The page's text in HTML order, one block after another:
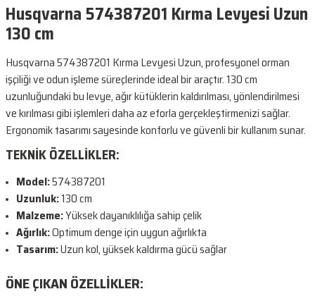
Husqvarna 574387201 Kırma Levyesi Uzun
130 cm
Husqvarna 574387201 Kırma Levyesi Uzun, profesyonel orman
işçiliği ve odun işleme süreçlerinde ideal bir araçtır. 130 cm
uzunluğundaki bu levye, ağır kütüklerin kaldırılması, yönlendirilmesi
ve kırılması gibi işlemleri daha az eforla gerçekleştirmenizi sağlar.
Ergonomik tasarımı sayesinde konforlu ve güvenli bir kullanım sunar.
TEKNİK ÖZELLİKLER:
Model:574387201
Uzunluk:130 cm
Malzeme:Yüksek dayanıklılığa sahip çelik
Ağırlık:Optimum denge için uygun ağırlıkta
Tasarım:Uzun kol, yüksek kaldırma gücü sağlar
ÖNE ÇIKAN ÖZELLİKLER: